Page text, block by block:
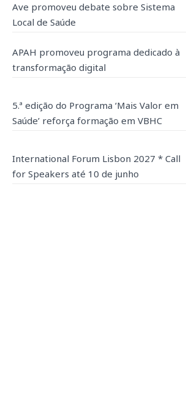
Ave promoveu debate sobre Sistema
Local de Saúde
APAH promoveu programa dedicado à
transformação digital
5.ª edição do Programa ‘Mais Valor em
Saúde’ reforça formação em VBHC
International Forum Lisbon 2027 * Call
for Speakers até 10 de junho